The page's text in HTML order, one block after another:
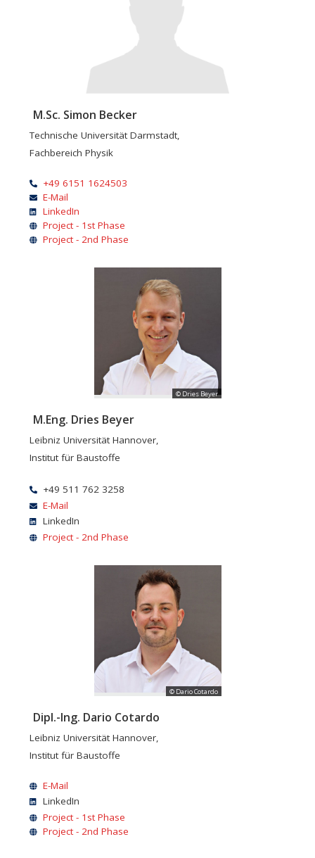
M.Sc. Simon Becker
Technische Universität Darmstadt,
Fachbereich Physik
+49 6151 1624503
E-Mail
LinkedIn
Project - 1st Phase
Project - 2nd Phase
© Dries Beyer
M.Eng. Dries Beyer
Leibniz Universität Hannover,
Institut für Baustoffe
+49 511 762 3258
E-Mail
LinkedIn
Project - 2nd Phase
© Dario Cotardo
Dipl.-Ing. Dario Cotardo
Leibniz Universität Hannover,
Institut für Baustoffe
E-Mail
LinkedIn
Project - 1st Phase
Project - 2nd Phase